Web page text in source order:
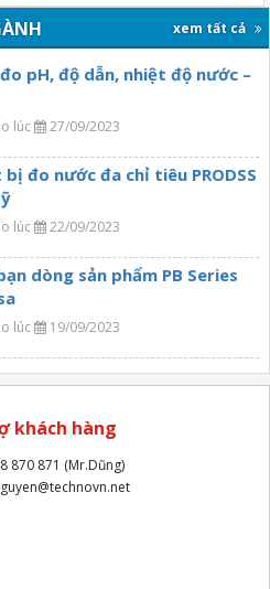
xem tất cả
pH, độ dẫn, nhiệt độ nước –
lúc 27/09/2023
đo nước đa chỉ tiêu PRODSS
lúc 22/09/2023
dòng sản phẩm PB Series
lúc 19/09/2023
khách hàng
870 871 (Mr.Dũng)